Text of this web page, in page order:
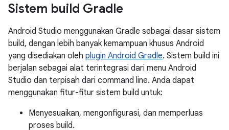
Sistem build Gradle
Android Studio menggunakan Gradle sebagai dasar sistem
build, dengan lebih banyak kemampuan khusus Android
yang disediakan oleh plugin Android Gradle. Sistem build ini
berjalan sebagai alat terintegrasi dari menu Android
Studio dan terpisah dari command line. Anda dapat
menggunakan fitur-fitur sistem build untuk:
Menyesuaikan, mengonfigurasi, dan memperluas
proses build.